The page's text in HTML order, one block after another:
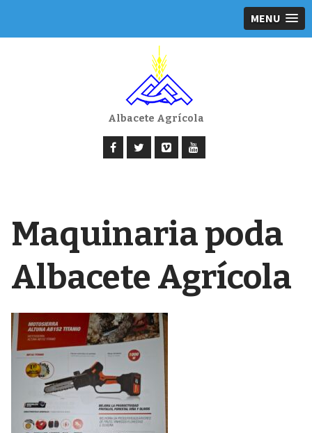
MENU
Albacete Agrícola
Maquinaria poda
Albacete Agrícola